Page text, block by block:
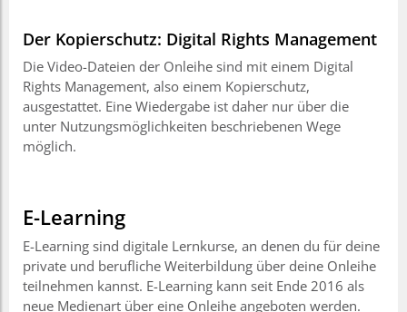
Der Kopierschutz: Digital Rights Management
Die Video-Dateien der Onleihe sind mit einem Digital
Rights Management, also einem Kopierschutz,
ausgestattet. Eine Wiedergabe ist daher nur über die
unter Nutzungsmöglichkeiten beschriebenen Wege
möglich.
E-Learning
E-Learning sind digitale Lernkurse, an denen du für deine
private und berufliche Weiterbildung über deine Onleihe
teilnehmen kannst. E-Learning kann seit Ende 2016 als
neue Medienart über eine Onleihe angeboten werden.